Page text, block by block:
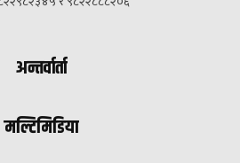
अन्तर्वार्ता
मल्टिमिडिया